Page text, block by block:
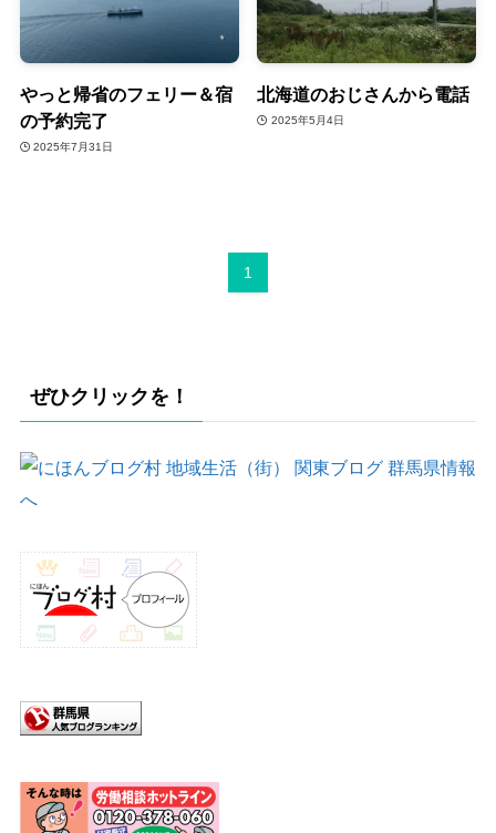
やっと帰省のフェリー＆宿
の予約完了
2025年7月31日
北海道のおじさんから電話
2025年5月4日
1
ぜひクリックを！